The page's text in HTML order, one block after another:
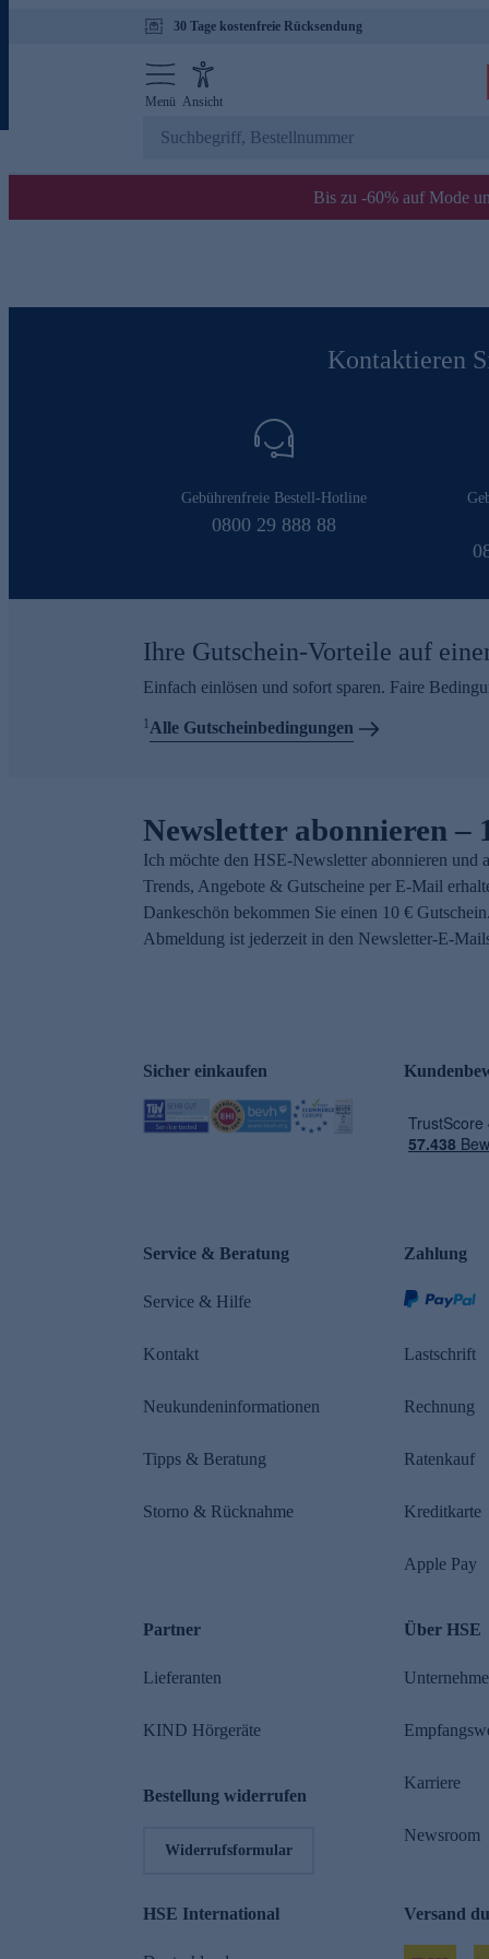
30 Tage kostenfreie Rücksendung
Menü Ansicht
Bis zu -60% auf Mode
Kontaktieren
Gebührenfreie Bestell-Hotline
0800 29 888 88
Ihre Gutschein-Vorteile auf
Einfach einlösen und sofort sparen. Faire
1Alle Gutscheinbedingungen
Newsletter abonnieren –
Ich möchte den HSE-Newsletter abonnieren und
Trends, Angebote & Gutscheine per E-Mail
Dankeschön bekommen Sie einen 10 €
Abmeldung ist jederzeit in den Newsletter-E-
Sicher einkaufen
Service & Beratung
Service & Hilfe
Kontakt
Neukundeninformationen
Tipps & Beratung
Storno & Rücknahme
Zahlung
Lastschrift
Rechnung
Ratenkauf
Kreditkarte
Apple Pay
Partner
Lieferanten
KIND Hörgeräte
Bestellung widerrufen
Widerrufsformular
Über HSE
Karriere
Newsroom
HSE International Versand